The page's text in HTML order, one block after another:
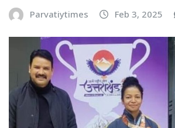
Parvatiytimes Feb 3, 2025